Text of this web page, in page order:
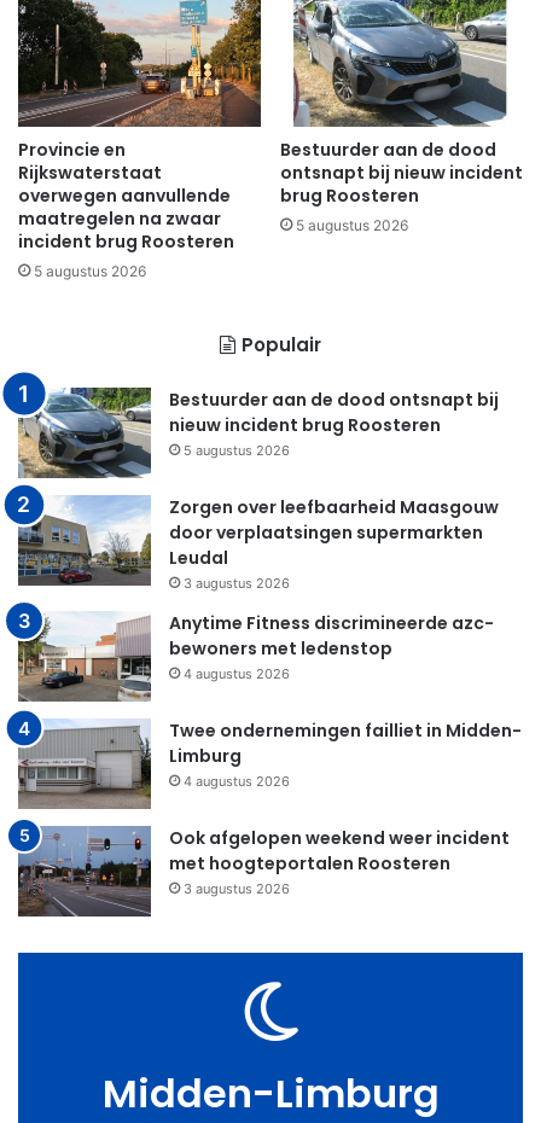
Provincie en
Rijkswaterstaat
overwegen aanvullende
maatregelen na zwaar
incident brug Roosteren
5 augustus 2026
Bestuurder aan de dood
ontsnapt bij nieuw incident
brug Roosteren
5 augustus 2026
Populair
Bestuurder aan de dood ontsnapt bij
nieuw incident brug Roosteren
5 augustus 2026
Zorgen over leefbaarheid Maasgouw
door verplaatsingen supermarkten
Leudal
3 augustus 2026
Anytime Fitness discrimineerde azc-
bewoners met ledenstop
4 augustus 2026
Twee ondernemingen failliet in Midden-
Limburg
4 augustus 2026
Ook afgelopen weekend weer incident
met hoogteportalen Roosteren
3 augustus 2026
Midden-Limburg